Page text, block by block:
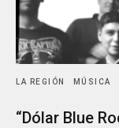
LA REGIÓN MÚSICA
“Dólar Blue